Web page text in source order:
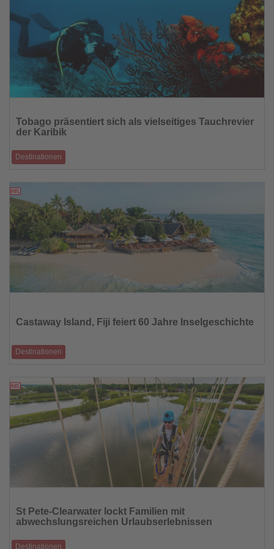
Nachrichten
Tobago präsentiert sich als vielseitiges Tauchrevier
der Karibik
Destinationen
nachhaltiger Tourismus
die
Nachrichten
Castaway Island, Fiji feiert 60 Jahre Inselgeschichte
Destinationen
zurück und rückt Natur-
09.07.2026
die
Nachrichten
St Pete-Clearwater lockt Familien mit
abwechslungsreichen Urlaubserlebnissen
Destinationen